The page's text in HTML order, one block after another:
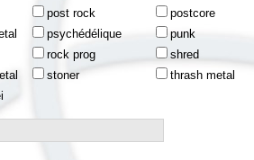
post rock
postcore
psychédélique
punk
rock prog
shred
stoner
thrash metal